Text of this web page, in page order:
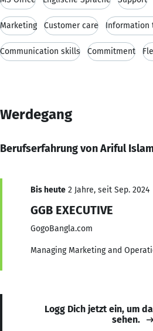
Marketing Customer care Information
Communication skills Commitment
Werdegang
Berufserfahrung von Ariful
Bis heute 2 Jahre, seit Sep. 2024
GGB EXECUTIVE
GogoBangla.com
Managing Marketing and
Logg Dich jetzt ein, um
sehen.